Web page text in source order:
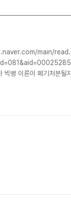
main/
빅뱅 이론이 폐기처분될
리지 대학 이론물리학자
고 주장한다." 나는 우주